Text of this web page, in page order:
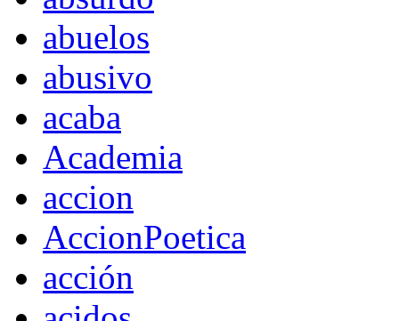
abuelos
abusivo
acaba
Academia
accion
AccionPoetica
acción